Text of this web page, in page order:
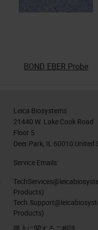
BOND EBER Probe
Leica Biosystems
21440 W. Lake Cook Road
Floor 5
Deer Park, IL 60010 United
Service Emails:
Products)
Products)
購入に関するご相談